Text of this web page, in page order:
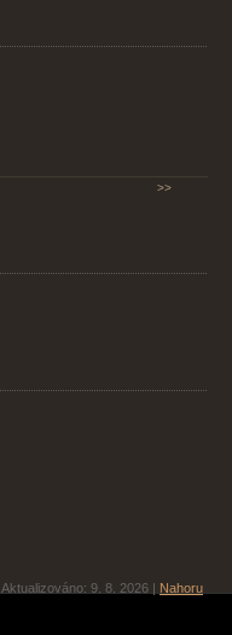
>>
Aktualizováno: 9. 8. 2026
Nahoru